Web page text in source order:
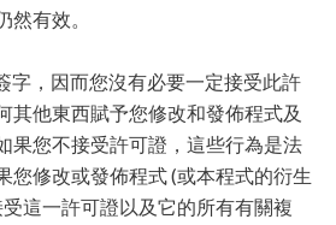
有效。
字，因而您沒有必要一定接受此許
其他東西賦予您修改和發佈程式及
果您不接受許可證，這些行為是法
您修改或發佈程式 (或本程式的衍生
這一許可證以及它的所有有關複